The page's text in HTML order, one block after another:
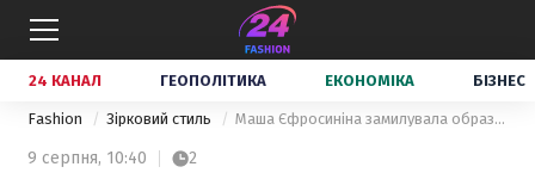
24 КАНАЛ ГЕОПОЛІТИКА ЕКОНОМІКА БІЗНЕС
Fashion Зірковий стиль Маша Єфросиніна замилувала образом у жакеті та штанах палаццо: чарівні фото
9 серпня, 10:40 2